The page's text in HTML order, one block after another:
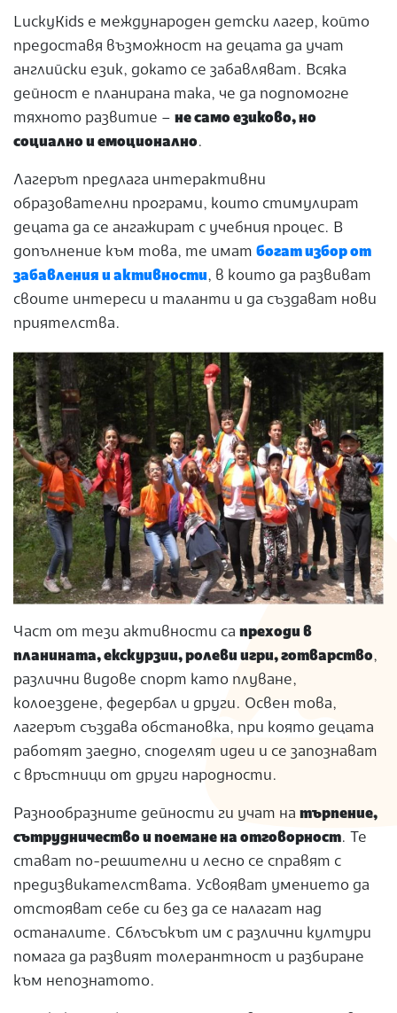
LuckyKids е международен детски лагер, който
предоставя възможност на децата да учат
английски език, докато се забавляват. Всяка
дейност е планирана така, че да подпомогне
тяхното развитие – не само езиково, но
социално и емоционално.
Лагерът предлага интерактивни
образователни програми, които стимулират
децата да се ангажират с учебния процес. В
допълнение към това, те имат богат избор от
забавления и активности, в които да развиват
своите интереси и таланти и да създават нови
приятелства.
Част от тези активности са преходи в
планината, екскурзии, ролеви игри, готварство,
различни видове спорт като плуване,
колоездене, федербал и други. Освен това,
лагерът създава обстановка, при която децата
работят заедно, споделят идеи и се запознават
с връстници от други народности.
Разнообразните дейности ги учат на търпение,
сътрудничество и поемане на отговорност. Те
стават по-решителни и лесно се справят с
предизвикателствата. Усвояват умението да
отстояват себе си без да се налагат над
останалите. Сблъсъкът им с различни култури
помага да развият толерантност и разбиране
към непознатото.